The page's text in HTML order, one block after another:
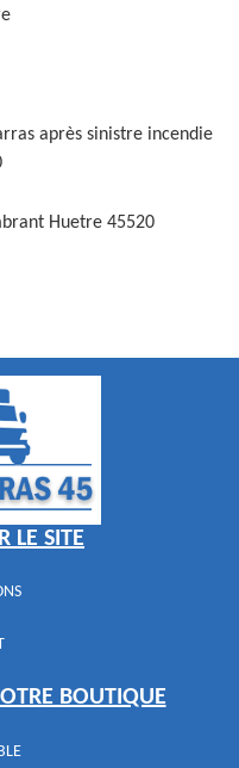
après sinistre incendie
Huetre 45520
LE SITE
BOUTIQUE